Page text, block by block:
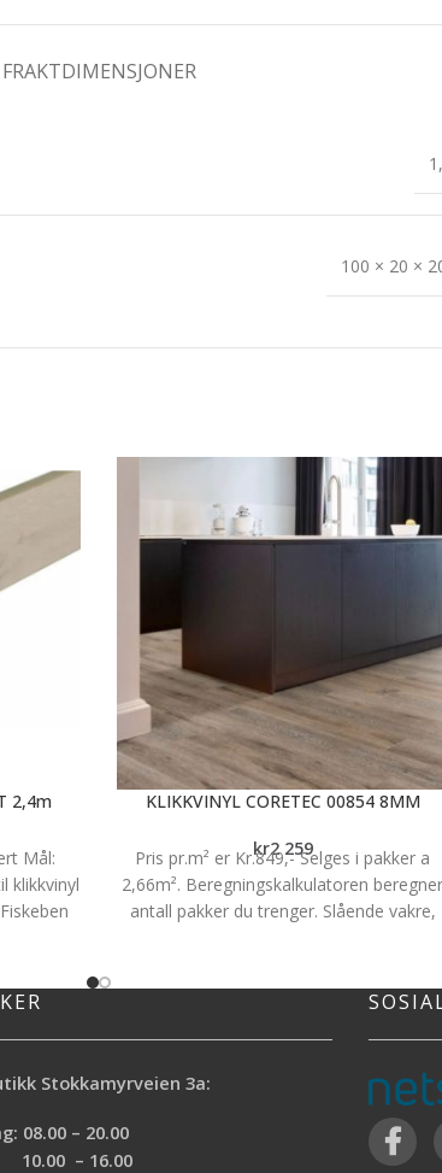
FRAKTDIMENSJONER
100 × 20 ×
2,4m
Mål:
klikkvinyl
KLIKKVINYL CORETEC 00854 8MM
kr2 259
Pris pr.m² er Kr.849,- Selges i pakker a
2,66m². Beregningskalkulatoren beregner
antall pakker du trenger. Slående vakre,
COREtec® er vårt premium vinylprodukt
med spesialutviklet mellomsjikt for
myk og behagelig gangkomfort.
gulvene en ekstra god lyddemping både i
og mellom ulike rom. Enkel montering
uten ekspansjons fuge på gulv inntil 400
Stokkamyrveien 3a:
08.00 – 20.00
– 16.00